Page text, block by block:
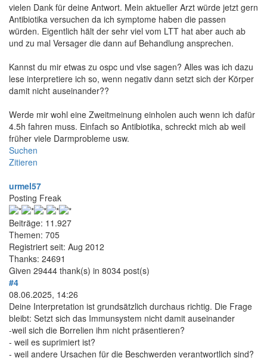
vielen Dank für deine Antwort. Mein aktueller Arzt würde jetzt gern
Antibiotika versuchen da ich symptome haben die passen
würden. Eigentlich hält der sehr viel vom LTT hat aber auch ab
und zu mal Versager die dann auf Behandlung ansprechen.
Kannst du mir etwas zu ospc und vlse sagen? Alles was ich dazu
lese interpretiere ich so, wenn negativ dann setzt sich der Körper
damit nicht auseinander??
Werde mir wohl eine Zweitmeinung einholen auch wenn ich dafür
4.5h fahren muss. Einfach so Antibiotika, schreckt mich ab weil
früher viele Darmprobleme usw.
Suchen
Zitieren
urmel57
Posting Freak
Beiträge: 11.927
Themen: 705
Registriert seit: Aug 2012
Thanks: 24691
Given 29444 thank(s) in 8034 post(s)
#4
08.06.2025, 14:26
Deine Interpretation ist grundsätzlich durchaus richtig. Die Frage
bleibt: Setzt sich das Immunsystem nicht damit auseinander
-weil sich die Borrelien ihm nicht präsentieren?
- weil es suprimiert ist?
- weil andere Ursachen für die Beschwerden verantwortlich sind?